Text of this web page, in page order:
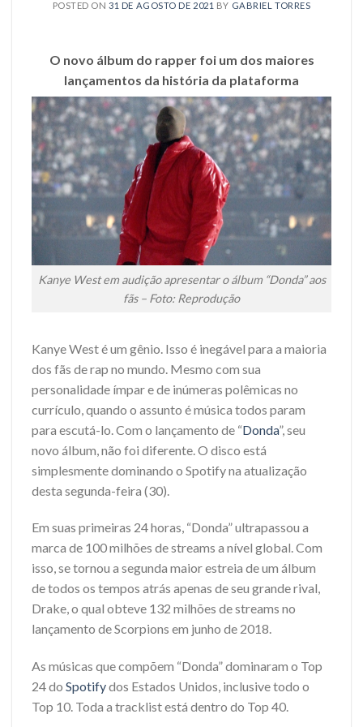
POSTED ON31 DE AGOSTO DE 2021 BY GABRIEL TORRES
O novo álbum do rapper foi um dos maiores
lançamentos da história da plataforma
Kanye West em audição apresentar o álbum “Donda” aos
fãs – Foto: Reprodução
Kanye West é um gênio. Isso é inegável para a maioria
dos fãs de rap no mundo. Mesmo com sua
personalidade ímpar e de inúmeras polêmicas no
currículo, quando o assunto é música todos param
para escutá-lo. Com o lançamento de “Donda”, seu
novo álbum, não foi diferente. O disco está
simplesmente dominando o Spotify na atualização
desta segunda-feira (30).
Em suas primeiras 24 horas, “Donda” ultrapassou a
marca de 100 milhões de streams a nível global. Com
isso, se tornou a segunda maior estreia de um álbum
de todos os tempos atrás apenas de seu grande rival,
Drake, o qual obteve 132 milhões de streams no
lançamento de Scorpions em junho de 2018.
As músicas que compõem “Donda” dominaram o Top
24 do Spotifydos Estados Unidos, inclusive todo o
Top 10. Toda a tracklist está dentro do Top 40.